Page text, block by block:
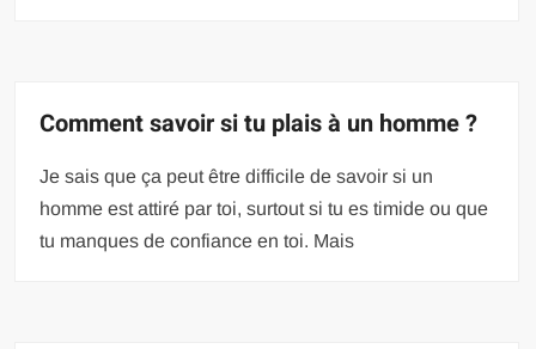
Comment savoir si tu plais à un homme ?
Je sais que ça peut être difficile de savoir si un
homme est attiré par toi, surtout si tu es timide ou que
tu manques de confiance en toi. Mais